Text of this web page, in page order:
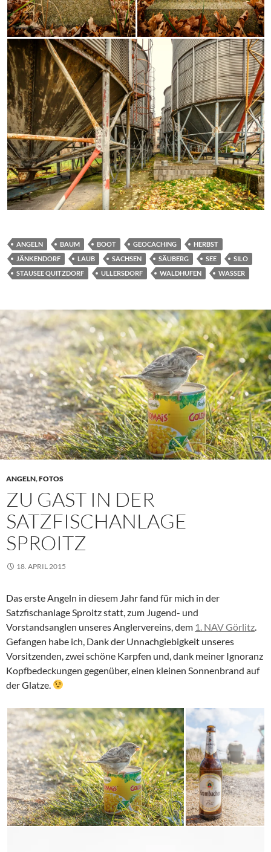
ANGELN BAUM BOOT GEOCACHING
HERBST
JÄNKENDORF
LAUB SACHSEN SÄUBERG SEE
SILO
STAUSEE QUITZDORF
ULLERSDORF WALDHUFEN WASSER
ANGELN,FOTOS
ZU GAST IN DER
SATZFISCHANLAGE
SPROITZ
18. APRIL 2015
Das erste Angeln in diesem Jahr fand für mich in der
Satzfischanlage Sproitz statt, zum Jugend- und
Vorstandsanglen unseres Anglervereins, dem 1. NAV Görlitz.
Gefangen habe ich, Dank der Unnachgiebigkeit unseres
Vorsitzenden, zwei schöne Karpfen und, dank meiner Ignoranz
Kopfbedeckungen gegenüber, einen kleinen Sonnenbrand auf
der Glatze.